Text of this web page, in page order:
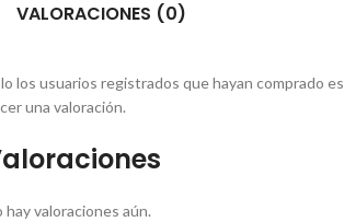
VALORACIONES (0)
hay valoraciones aún.
los usuarios registrados que hayan comprado
una valoración.